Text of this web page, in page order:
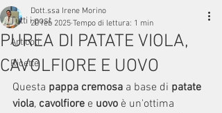
Tutti i post
Articoli
Ricette
PUREA DI PATATE VIOLA,
CAVOLFIORE E UOVO
Dott.ssa Irene Morino
20 feb 2025 Tempo di lettura: 1 min
Questa pappa cremosa a base di patate
viola, cavolfiore e uovo è un'ottima